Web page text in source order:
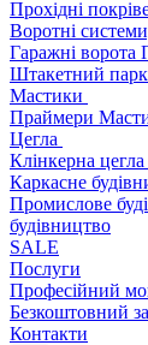
Прохідні
Воротні
Гаражні ворота
Штакетний
Мастики
Праймери
Цегла
Клінкерна цегла
Каркасне
Промислове
будівництво
SALE
Послуги
Професійний
Безкоштовний
Контакти